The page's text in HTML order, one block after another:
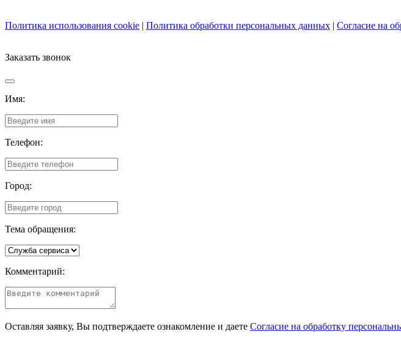
Политика использования cookie | Политика обработки персональных данных | Согласие на
Заказать звонок
Имя:
Телефон:
Город:
Тема обращения:
Комментарий:
Оставляя заявку, Вы подтверждаете ознакомление и даете Согласие на обработку